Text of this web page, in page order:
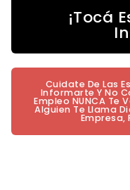
¡Tocá
Cuidate De Las
Informarte Y No
Empleo NUNCA Te
Alguien Te Llama
Empresa,